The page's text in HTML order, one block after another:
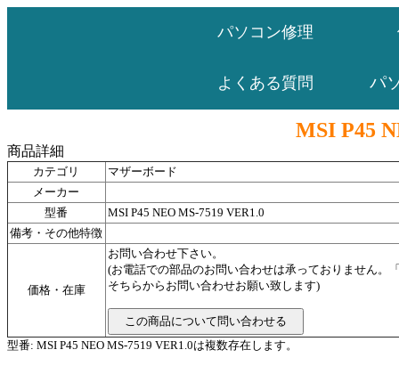
パソコン修理
よくある質問 パ
MSI P45
商品詳細
カテゴリ
マザーボード
メーカー
型番
MSI P45 NEO MS-7519 VER1.0
備考・その他特徴
価格・在庫
お問い合わせ下さい。
(お電話での部品のお問い合わせは承っておりません。
そちらからお問い合わせお願い致します)
型番: MSI P45 NEO MS-7519 VER1.0は複数存在します。